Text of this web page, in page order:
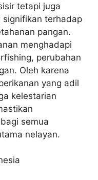
tetapi juga
signifikan terhadap
pangan.
menghadapi
perubahan
Oleh karena
yang adil
kelestarian
semua
nelayan.